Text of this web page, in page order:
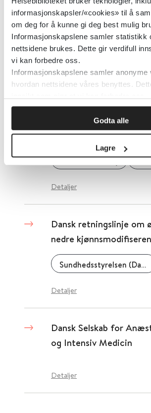
informasjonskapsler/«cookies» til å
om deg for å kunne gi deg best mulig
Informasjonskapslene samler statistikk
nettsidene brukes. Dette gir verdifull
vi kan forbedre oss.
Informasjonskapslene samler anonyme
hvordan nettsidene våres benyttes.
Godta alle
Lagre
Detaljer
Danseterapi ved
2015
Detaljer
Danseterapi ved
Cochrane Library
Detaljer
Dansk retningslinje om
nedre
Sundhedsstyrelsen (Danmark)
Detaljer
Dansk Selskab for
og Intensiv Medicin
Detaljer